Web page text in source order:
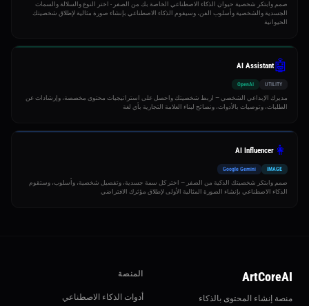
صمم وابتكر شخصية حيوان الذكاء الاصطناعي الخاصة بك من الصفر - اختر النوع والسلالة والسمات
الجسدية والشخصية وأسلوب الفن، وسيقوم الذكاء الاصطناعي بإنشاء صورة مثالية لإطلاق شخصيتك
الحيوانية
🤖
AI Assistant
UTILITY
OpenAI
مديرك الإبداعي الشخصي — اربط شخصيتك واحصل على استراتيجيات محتوى مخصصة، وإرشادات عن
الطلبات، وتوصيات بالأدوات، ونصائح لبناء العلامة التجارية بأي لغة
👩
AI Influencer
IMAGE
Google Gemini
صمم وابتكر شخصيتك الذكية من الصفر — اختر كل سمة جسدية، وتفصيل شخصية، وأسلوب، وستقوم
الذكاء الاصطناعي بإنشاء الصورة المثالية الأولى لإطلاق مؤثرك الافتراضي
ArtCoreAI
منصة إنشاء المحتوى بالذكاء
المنصة
أدوات الذكاء الاصطناعي